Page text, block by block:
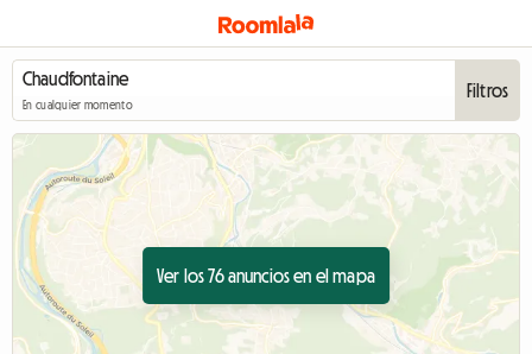
En cualquier momento
Filtros
Ver los 76 anuncios en el mapa